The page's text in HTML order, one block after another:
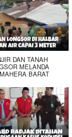
DAN TANAH
MELANDA
BARAT